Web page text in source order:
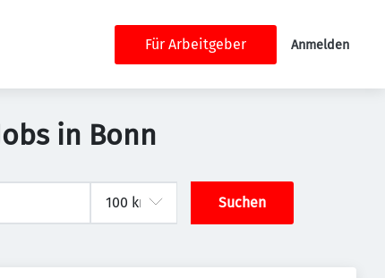
Für Arbeitgeber Anmelden
in Bonn
Suchen